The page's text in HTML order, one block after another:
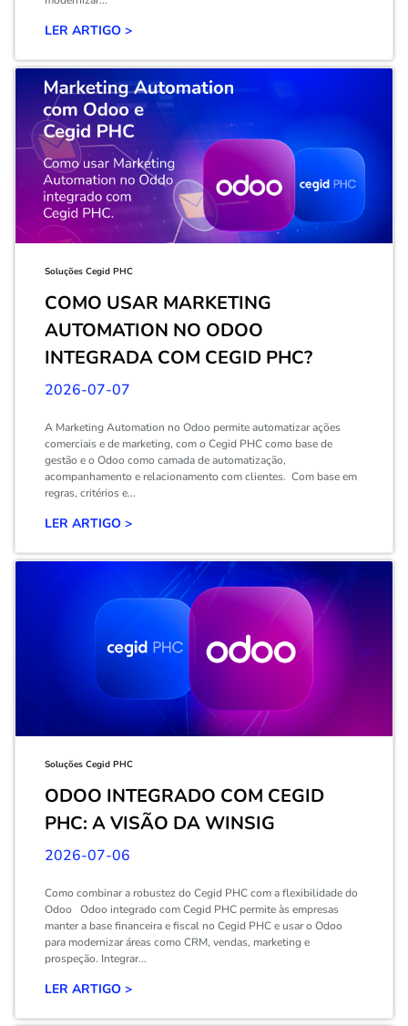
LER ARTIGO >
Soluções Cegid PHC
COMO USAR MARKETING
AUTOMATION NO ODOO
INTEGRADA COM CEGID PHC?
2026-07-07
A Marketing Automation no Odoo permite automatizar ações
comerciais e de marketing, com o Cegid PHC como base de
gestão e o Odoo como camada de automatização,
acompanhamento e relacionamento com clientes. Com base em
regras, critérios e...
LER ARTIGO >
Soluções Cegid PHC
ODOO INTEGRADO COM CEGID
PHC: A VISÃO DA WINSIG
2026-07-06
Como combinar a robustez do Cegid PHC com a flexibilidade do
Odoo Odoo integrado com Cegid PHC permite às empresas
manter a base financeira e fiscal no Cegid PHC e usar o Odoo
para modernizar áreas como CRM, vendas, marketing e
prospeção. Integrar...
LER ARTIGO >